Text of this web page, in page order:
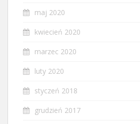
maj 2020
kwiecień 2020
marzec 2020
luty 2020
styczeń 2018
grudzień 2017